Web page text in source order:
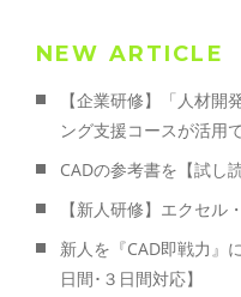
NEW ARTICLE
【企業研修】「人材開
ング支援コースが活用
CADの参考書を【試し
【新人研修】エクセル
新人を『CAD即戦力』
日間･３日間対応】